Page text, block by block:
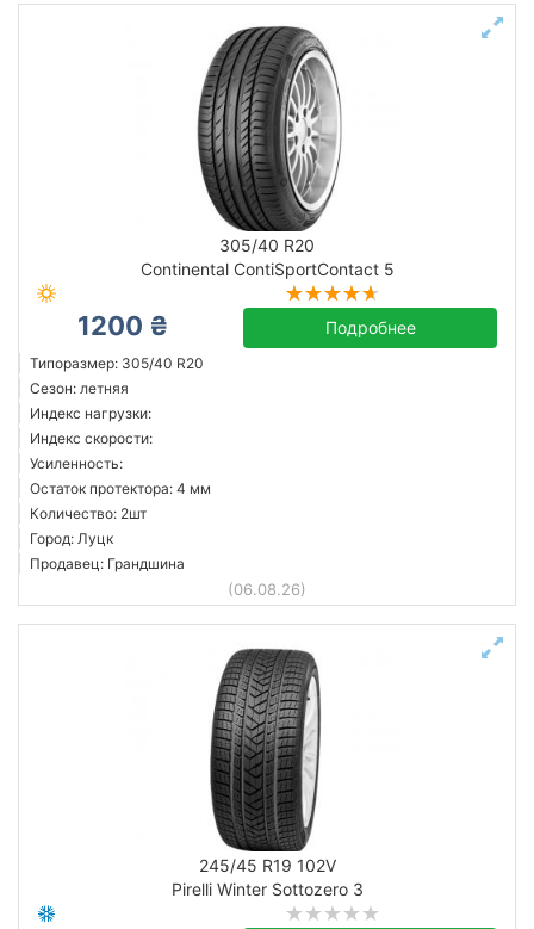
305/40 R20
Continental ContiSportContact 5
1200 ₴ Подробнее
Типоразмер: 305/40 R20
Сезон: летняя
Индекс нагрузки:
Индекс скорости:
Усиленность:
Остаток протектора: 4 мм
Количество: 2шт
Город: Луцк
Продавец: Грандшина
(06.08.26)
245/45 R19 102V
Pirelli Winter Sottozero 3